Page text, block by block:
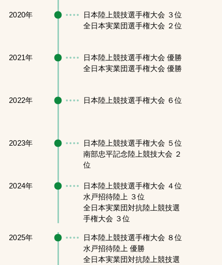
2020年
日本陸上競技選手権大会 ３位
全日本実業団選手権大会 ２位
2021年
日本陸上競技選手権大会 優勝
全日本実業団選手権大会 優勝
2022年 日本陸上競技選手権大会 ６位
2023年
日本陸上競技選手権大会 ５位
南部忠平記念陸上競技大会 ２
位
2024年
日本陸上競技選手権大会 ４位
水戸招待陸上 ３位
全日本実業団対抗陸上競技選
手権大会 ３位
2025年
日本陸上競技選手権大会 ８位
水戸招待陸上 優勝
全日本実業団対抗陸上競技選